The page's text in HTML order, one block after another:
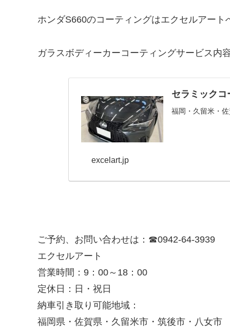
ホンダS660のコーティングはエクセルアート
ガラスボディーカーコーティングサービス内
セラミック
福岡・久留米・
excelart.jp
ご予約、お問い合わせは：☎0942-64-3939
エクセルアート
営業時間：9：00～18：00
定休日：日・祝日
納車引き取り可能地域：
福岡県・佐賀県・久留米市・筑後市・八女市